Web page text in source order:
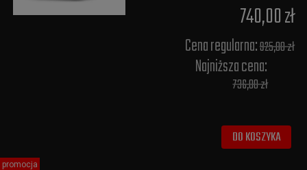
740,00 zł
Cena regularna:925,00 zł
Najniższa cena:
736,00 zł
DO KOSZYKA
promocja